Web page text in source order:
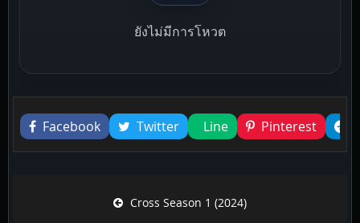
ยังไม่มีการโหวต
Liked this
Facebook
Twitter Line Pinterest
Cross Season 1 (2024)